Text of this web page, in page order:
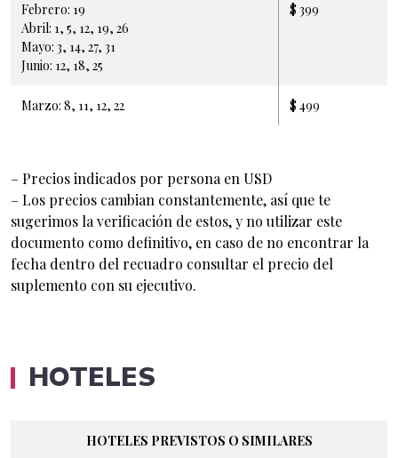
Febrero: 19
Abril: 1, 5, 12, 19, 26
Mayo: 3, 14, 27, 31
Junio: 12, 18, 25
$ 399
Marzo: 8, 11, 12, 22 $ 499
– Precios indicados por persona en USD
– Los precios cambian constantemente, así que te
sugerimos la verificación de estos, y no utilizar este
documento como definitivo, en caso de no encontrar la
fecha dentro del recuadro consultar el precio del
suplemento con su ejecutivo.
HOTELES
HOTELES PREVISTOS O SIMILARES